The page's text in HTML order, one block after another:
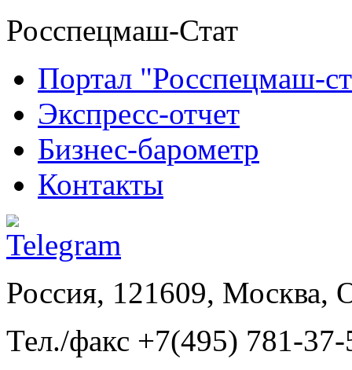
Росспецмаш-Стат
Портал "Росспецмаш-
Экспресс-отчет
Бизнес-барометр
Контакты
Россия, 121609, Москва,
Тел./факс +7(495) 781-37-